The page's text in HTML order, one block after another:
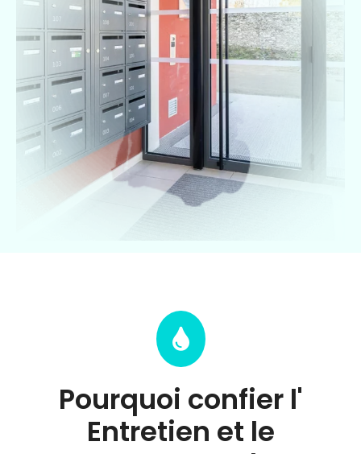
Pourquoi confier l'
Entretien et le